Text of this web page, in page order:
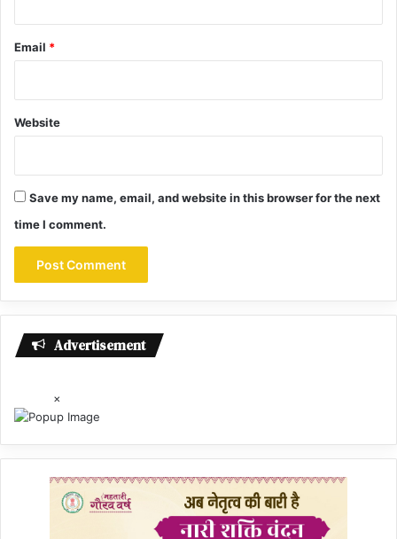
Email *
Website
Save my name, email, and website in this browser for the next
time I comment.
Advertisement
×